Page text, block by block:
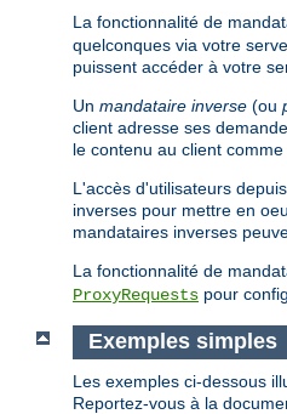
La fonctionnalité de
quelconques via votre
puissent accéder à votre
Un mandataire inverse (ou
client adresse ses
le contenu au client
L'accès d'utilisateurs
inverses pour mettre en
mandataires inverses
La fonctionnalité de
ProxyRequests pour
Exemples simples
Les exemples ci-dessous
Reportez-vous à la